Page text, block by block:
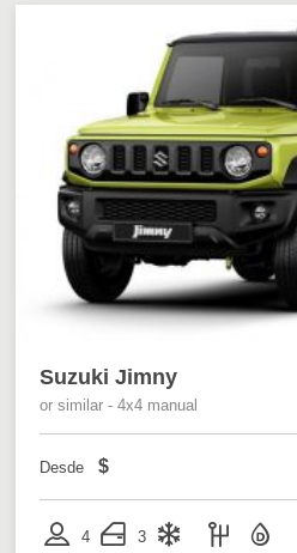
Suzuki Jimny
or similar - 4x4 manual
Desde $
4 3